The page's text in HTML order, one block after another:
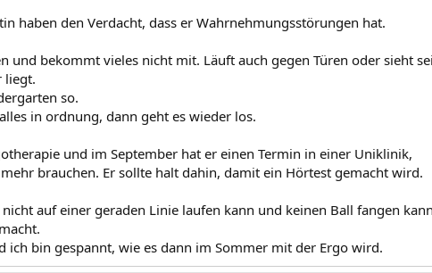
haben den Verdacht, dass er Wahrnehmungsstörungen hat.
und bekommt vieles nicht mit. Läuft auch gegen Türen oder sieht
liegt.
so.
in ordnung, dann geht es wieder los.
und im September hat er einen Termin in einer Uniklinik,
brauchen. Er sollte halt dahin, damit ein Hörtest gemacht wird.
auf einer geraden Linie laufen kann und keinen Ball fangen
ich bin gespannt, wie es dann im Sommer mit der Ergo wird.